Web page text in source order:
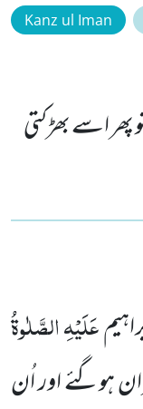
Kanz ul Iman
اسے بھڑکتی
عَلَیْہِالصَّلٰوۃُ
ہوگئے اور اُن